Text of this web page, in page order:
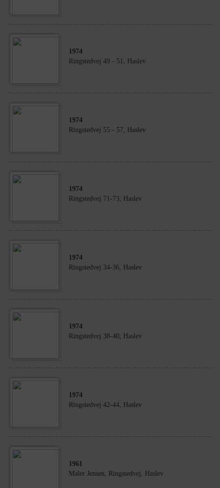
1974
Ringstedvej 49 - 51, Haslev
1974
Ringstedvej 55 - 57, Haslev
1974
Ringstedvej 71-73, Haslev
1974
Ringstedvej 34-36, Haslev
1974
Ringstedvej 38-40, Haslev
1974
Ringstedvej 42-44, Haslev
1961
Maler Jensen, Ringstedvej, Haslev